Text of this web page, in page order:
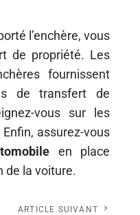
l’enchère, vous
de propriété. Les
fournissent
de transfert de
vous sur les
assurez-vous
en place
de la voiture.
ARTICLE SUIVANT